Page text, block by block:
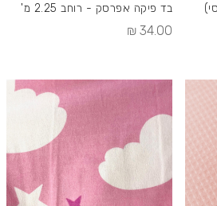
בד פיקה אפרסק - רוחב 2.25 מ'
34.00 ₪